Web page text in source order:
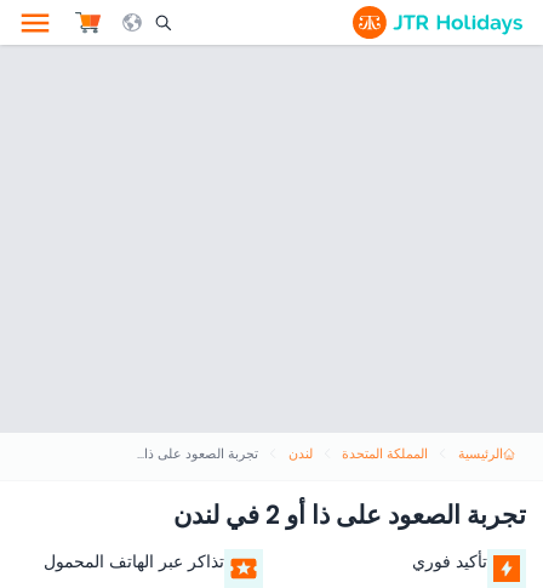
Search Opener Icon
الرئيسية المملكة المتحدة لندن تجربة الصعود على ذا أو 2 في لندن
تجربة الصعود على ذا أو 2 في لندن
تأكيد فوري تذاكر عبر الهاتف المحمول